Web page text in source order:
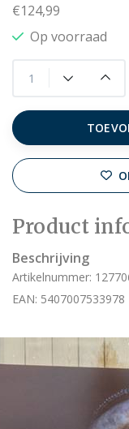
€124,99
Op voorraad
Product
Beschrijving
Artikelnummer:
EAN: 5407007533978